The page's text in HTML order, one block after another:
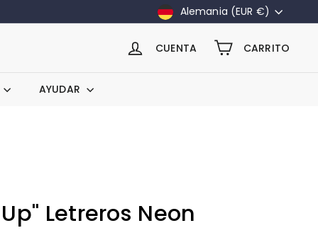
MonedaAlemania (EUR €)
CUENTA CARRITO
AYUDAR
Letreros Neon